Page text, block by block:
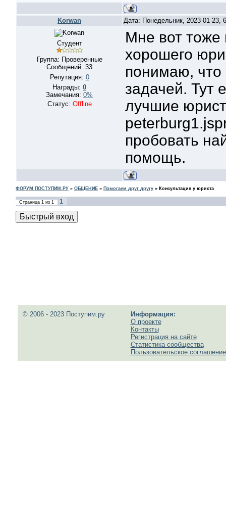
Korwan Дата: Понедельник, 2023-01-
Студент
Группа: Проверенные
Сообщений: 33
Репутация: 0
Награды: 0
Замечания: 0%
Статус: Offline
Мне вот тоже
хорошего
понимаю, что
задачей. Тут
лучшие
пробовать
помощь.
ФОРУМ ПОСТУПИМ.РУ » ОБЩЕНИЕ » Помогаем друг другу » Консультация у юриста
Страница 1 из 1 1
© 2006 - 2023 Поступим.ру
Информация:
О проекте
Контакты
Регистрация на сайте
Статистика сообщества
Пользовательское соглашение